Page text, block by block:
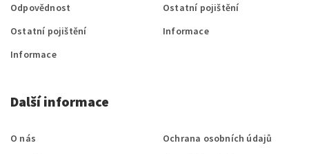
Odpovědnost
Ostatní pojištění
Informace
Ostatní pojištění
Informace
Další informace
O nás
Ochrana osobních údajů